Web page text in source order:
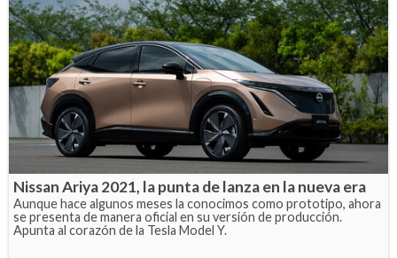
Nissan Ariya 2021, la punta de lanza en la nueva era
Aunque hace algunos meses la conocimos como prototipo, ahora
se presenta de manera oficial en su versión de producción.
Apunta al corazón de la Tesla Model Y.